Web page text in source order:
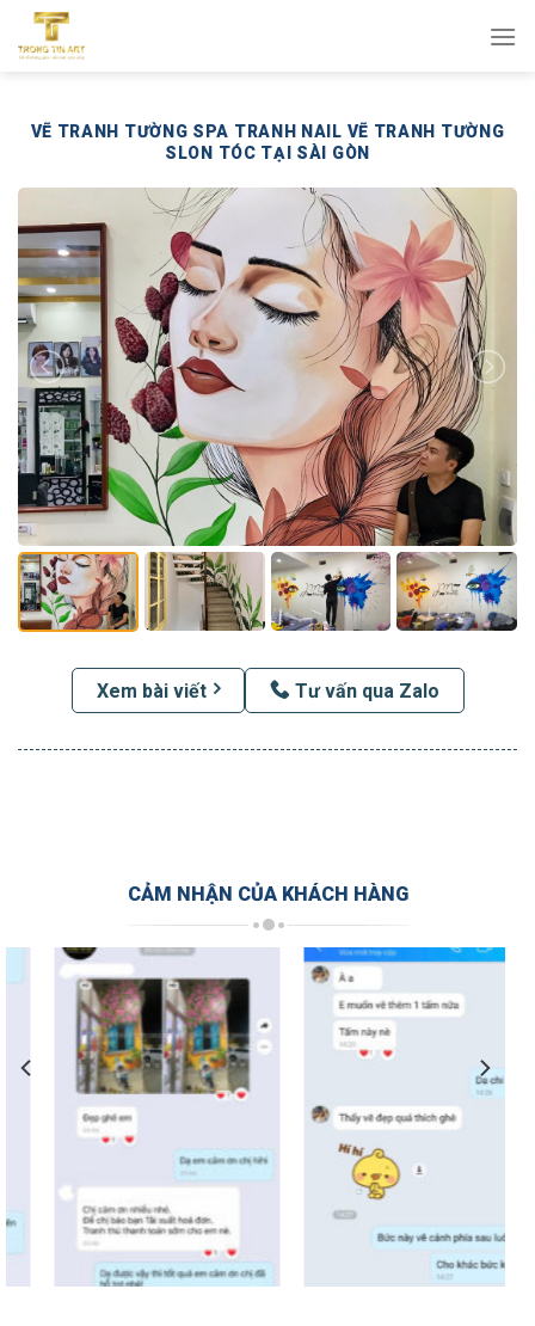
qua
VẼ TRANH TƯỜNG SPA TRANH NAIL VẼ TRANH TƯỜNG
SLON TÓC TẠI SÀI GÒN
Xem bài viết Tư vấn qua Zalo
CẢM NHẬN CỦA KHÁCH HÀNG